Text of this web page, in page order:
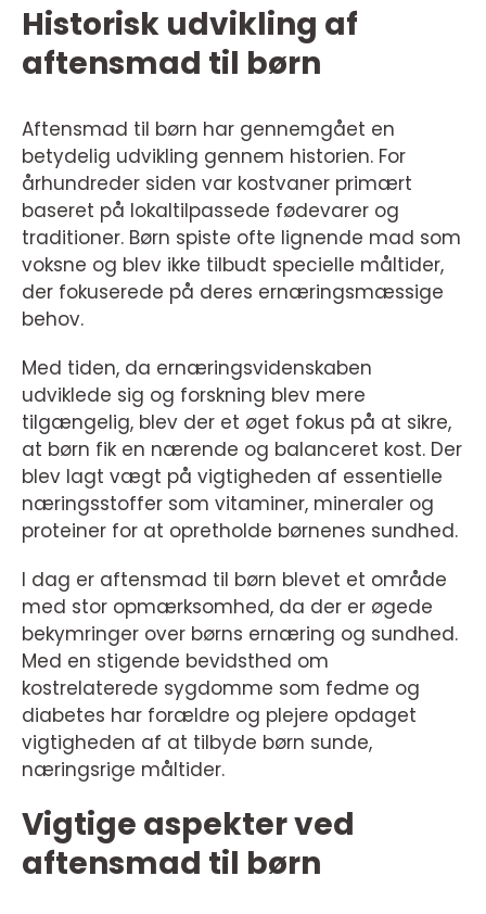
Historisk udvikling af
aftensmad til børn
Aftensmad til børn har gennemgået en
betydelig udvikling gennem historien. For
århundreder siden var kostvaner primært
baseret på lokaltilpassede fødevarer og
traditioner. Børn spiste ofte lignende mad som
voksne og blev ikke tilbudt specielle måltider,
der fokuserede på deres ernæringsmæssige
behov.
Med tiden, da ernæringsvidenskaben
udviklede sig og forskning blev mere
tilgængelig, blev der et øget fokus på at sikre,
at børn fik en nærende og balanceret kost. Der
blev lagt vægt på vigtigheden af essentielle
næringsstoffer som vitaminer, mineraler og
proteiner for at opretholde børnenes sundhed.
I dag er aftensmad til børn blevet et område
med stor opmærksomhed, da der er øgede
bekymringer over børns ernæring og sundhed.
Med en stigende bevidsthed om
kostrelaterede sygdomme som fedme og
diabetes har forældre og plejere opdaget
vigtigheden af at tilbyde børn sunde,
næringsrige måltider.
Vigtige aspekter ved
aftensmad til børn